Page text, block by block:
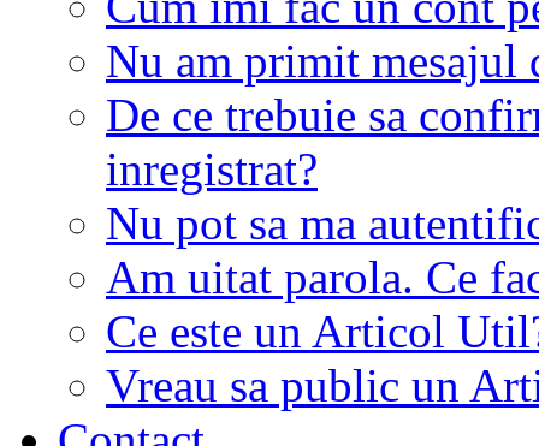
Nu am primit mesajul
De ce trebuie sa
inregistrat?
Nu pot sa ma
Am uitat parola. Ce
Ce este un Articol
Vreau sa public un